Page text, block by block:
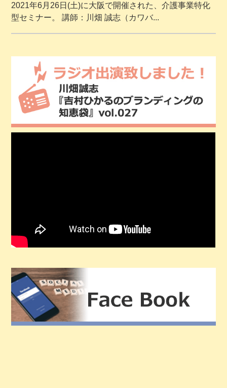
2021年6月26日(土)に大阪で開催された、介護事業特化
型セミナー。 講師：川畑 誠志（カワバ...